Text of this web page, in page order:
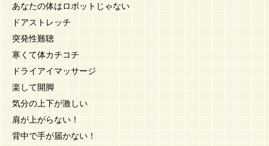
あなたの体はロボットじゃない
ドアストレッチ
突発性難聴
寒くて体カチコチ
ドライアイマッサージ
楽して開脚
気分の上下が激しい
肩が上がらない！
背中で手が届かない！